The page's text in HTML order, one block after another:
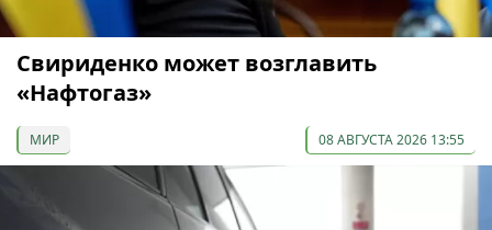
Свириденко может возглавить
«Нафтогаз»
МИР 08 АВГУСТА 2026 13:55